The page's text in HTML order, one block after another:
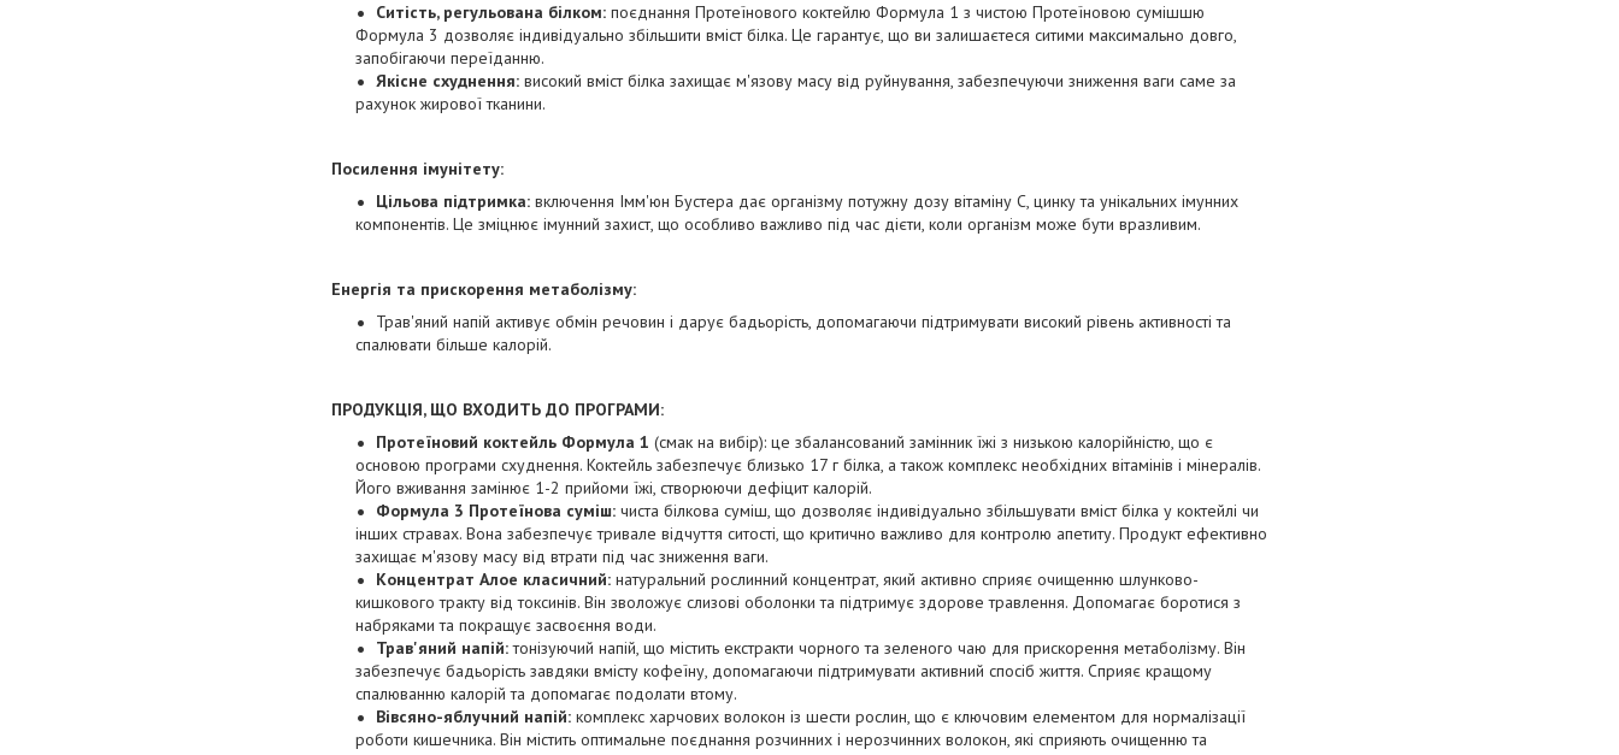
Ситість, регульована білком: поєднання Протеїнового коктейлю Формула 1 з чистою Протеїновою сумішшю
Формула 3 дозволяє індивідуально збільшити вміст білка. Це гарантує, що ви залишаєтеся ситими максимально довго,
запобігаючи переїданню.
Якісне схуднення: високий вміст білка захищає м'язову масу від руйнування, забезпечуючи зниження ваги саме за
рахунок жирової тканини.
Посилення імунітету:
Цільова підтримка: включення Імм'юн Бустера дає організму потужну дозу вітаміну С, цинку та унікальних імунних
компонентів. Це зміцнює імунний захист, що особливо важливо під час дієти, коли організм може бути вразливим.
Енергія та прискорення метаболізму:
Трав'яний напій активує обмін речовин і дарує бадьорість, допомагаючи підтримувати високий рівень активності та
спалювати більше калорій.
ПРОДУКЦІЯ, ЩО ВХОДИТЬ ДО ПРОГРАМИ:
Протеїновий коктейль Формула 1 (смак на вибір): це збалансований замінник їжі з низькою калорійністю, що є
основою програми схуднення. Коктейль забезпечує близько 17 г білка, а також комплекс необхідних вітамінів і мінералів.
Його вживання замінює 1-2 прийоми їжі, створюючи дефіцит калорій.
Формула 3 Протеїнова суміш: чиста білкова суміш, що дозволяє індивідуально збільшувати вміст білка у коктейлі чи
інших стравах. Вона забезпечує тривале відчуття ситості, що критично важливо для контролю апетиту. Продукт ефективно
захищає м'язову масу від втрати під час зниження ваги.
Концентрат Алое класичний: натуральний рослинний концентрат, який активно сприяє очищенню шлунково-
кишкового тракту від токсинів. Він зволожує слизові оболонки та підтримує здорове травлення. Допомагає боротися з
набряками та покращує засвоєння води.
Трав'яний напій:тонізуючий напій, що містить екстракти чорного та зеленого чаю для прискорення метаболізму. Він
забезпечує бадьорість завдяки вмісту кофеїну, допомагаючи підтримувати активний спосіб життя. Сприяє кращому
спалюванню калорій та допомагає подолати втому.
Вівсяно-яблучний напій: комплекс харчових волокон із шести рослин, що є ключовим елементом для нормалізації
роботи кишечника. Він містить оптимальне поєднання розчинних і нерозчинних волокон, які сприяють очищенню та